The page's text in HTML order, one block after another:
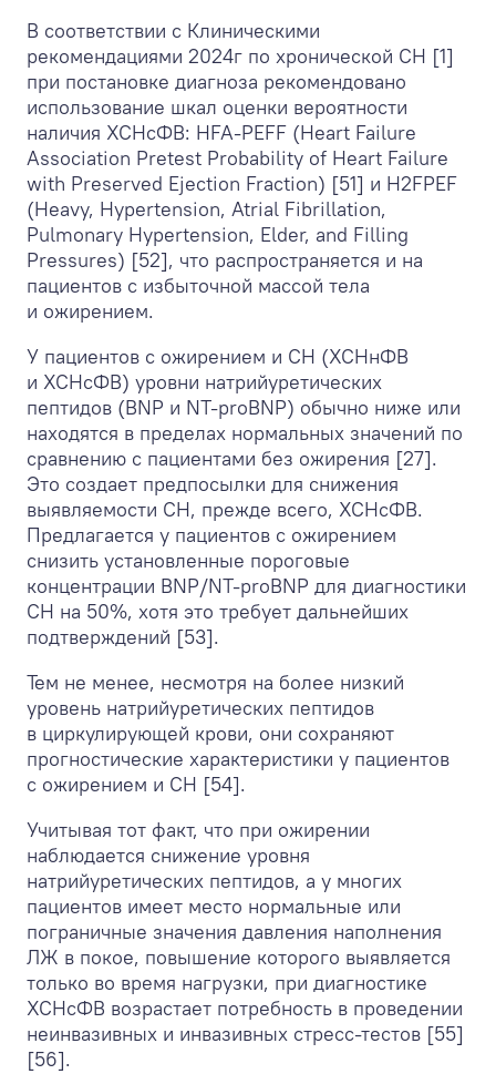
В соответствии с Клиническими
рекомендациями 2024г по хронической СН [1]
при постановке диагноза рекомендовано
использование шкал оценки вероятности
наличия ХСНсФВ: HFA-PEFF (Heart Failure
Association Pretest Probability of Heart Failure
with Preserved Ejection Fraction) [51] и H2FPEF
(Heavy, Hypertension, Atrial Fibrillation,
Pulmonary Hypertension, Elder, and Filling
Pressures) [52], что распространяется и на
пациентов с избыточной массой тела
и ожирением.
У пациентов с ожирением и СН (ХСНнФВ
и ХСНсФВ) уровни натрийуретических
пептидов (BNP и NT-proBNP) обычно ниже или
находятся в пределах нормальных значений по
сравнению с пациентами без ожирения [27].
Это создает предпосылки для снижения
выявляемости СН, прежде всего, ХСНсФВ.
Предлагается у пациентов с ожирением
снизить установленные пороговые
концентрации BNP/NT-proBNP для диагностики
СН на 50%, хотя это требует дальнейших
подтверждений [53].
Тем не менее, несмотря на более низкий
уровень натрийуретических пептидов
в циркулирующей крови, они сохраняют
прогностические характеристики у пациентов
с ожирением и СН [54].
Учитывая тот факт, что при ожирении
наблюдается снижение уровня
натрийуретических пептидов, а у многих
пациентов имеет место нормальные или
пограничные значения давления наполнения
ЛЖ в покое, повышение которого выявляется
только во время нагрузки, при диагностике
ХСНсФВ возрастает потребность в проведении
неинвазивных и инвазивных стресс-тестов [55]
[56].